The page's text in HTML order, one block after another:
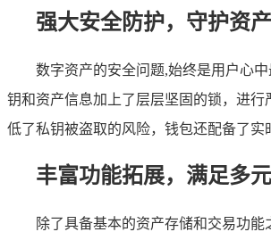
强大安全防护，守护资
数字资产的安全问题,始终是用户心
钥和资产信息加上了层层坚固的锁，进
低了私钥被盗取的风险，钱包还配备了
丰富功能拓展，满足多
除了具备基本的资产存储和交易功